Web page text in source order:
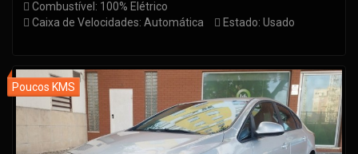
Combustível: 100% Elétrico
Caixa de Velocidades: Automática
Estado: Usado